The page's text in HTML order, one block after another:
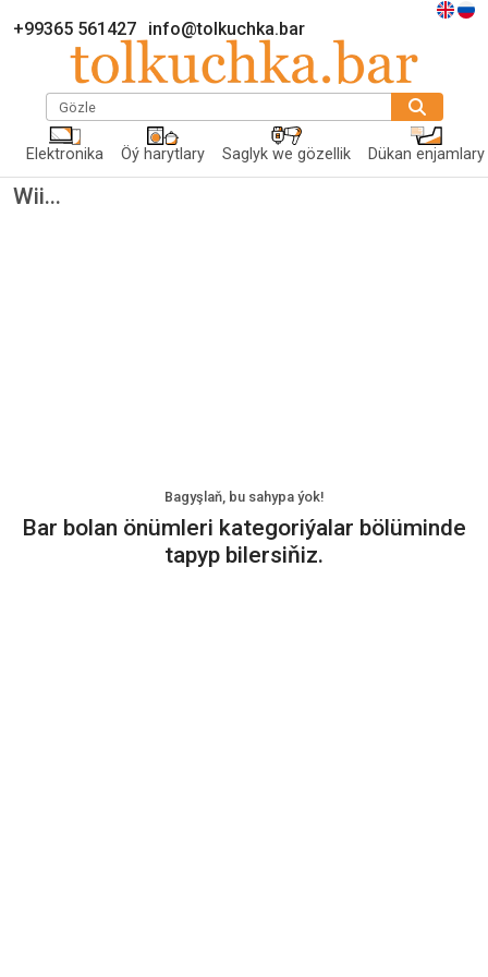
+99365 561427 info@tolkuchka.bar
Gözle
Elektronika Öý harytlary Saglyk we gözellik Dükan enjamlary
Wii...
Bagyşlaň, bu sahypa ýok!
Bar bolan önümleri kategoriýalar bölüminde
tapyp bilersiňiz.